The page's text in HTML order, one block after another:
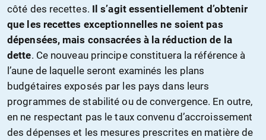
côté des recettes. Il s’agit essentiellement d’obtenir
que les recettes exceptionnelles ne soient pas
dépensées, mais consacrées à la réduction de la
dette. Ce nouveau principe constituera la référence à
l’aune de laquelle seront examinés les plans
budgétaires exposés par les pays dans leurs
programmes de stabilité ou de convergence. En outre,
en ne respectant pas le taux convenu d’accroissement
des dépenses et les mesures prescrites en matière de